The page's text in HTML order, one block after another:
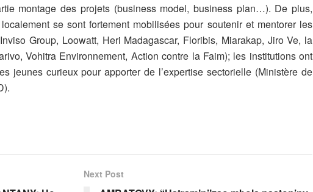
montage des projets (business model, business plan…). De plus,
se sont fortement mobilisées pour soutenir et mentorer les
Group, Loowatt, Heri Madagascar, Floribis, Miarakap, Jiro Ve, la
Vohitra Environnement, Action contre la Faim); les institutions ont
jeunes curieux pour apporter de l’expertise sectorielle (Ministère de
Next Post